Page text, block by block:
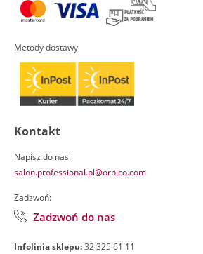
Metody dostawy
Kontakt
Napisz do nas:
salon.professional.pl@orbico.com
Zadzwoń:
Zadzwoń do nas
Infolinia sklepu:32 325 61 11